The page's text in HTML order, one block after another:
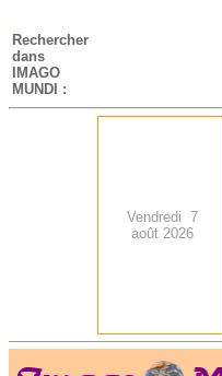
-
Rechercher
dans
IMAGO
MUNDI :
Vendredi 7
août 2026